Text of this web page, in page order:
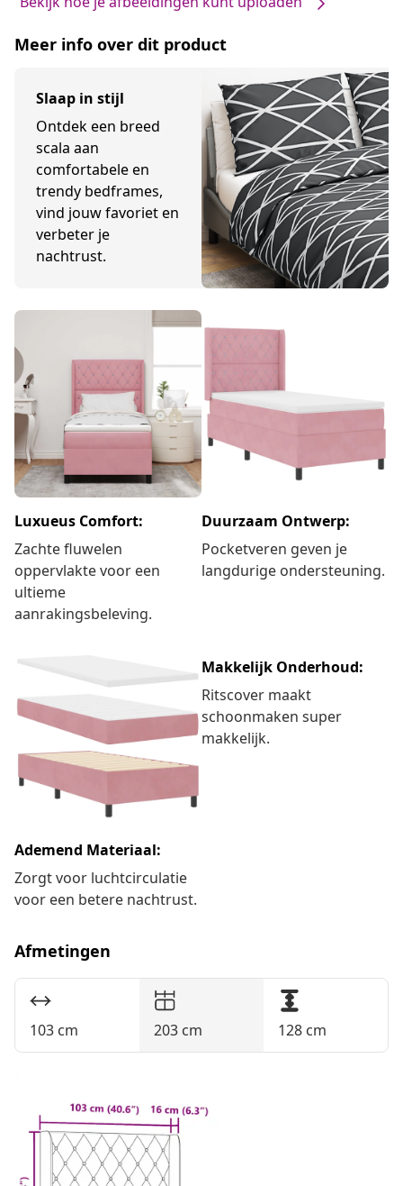
Meer info over dit product
Slaap in stijl
Ontdek een breed
scala aan
comfortabele en
trendy bedframes,
vind jouw favoriet en
verbeter je
nachtrust.
Luxueus Comfort:
Zachte fluwelen
oppervlakte voor een
ultieme
aanrakingsbeleving.
Duurzaam Ontwerp:
Pocketveren geven je
langdurige ondersteuning.
Ademend Materiaal:
Zorgt voor luchtcirculatie
voor een betere nachtrust.
Afmetingen
103 cm 203 cm 128 cm